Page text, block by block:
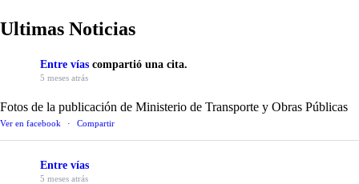
Ultimas Noticias
Entre vías compartió una cita.
5 meses atrás
Fotos de la publicación de Ministerio de Transporte y Obras Públicas
Ver en facebook · Compartir
Entre vías
5 meses atrás